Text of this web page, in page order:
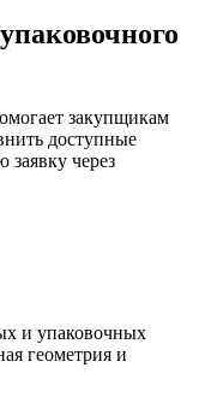
закупщикам
доступные
через
и упаковочных
геометрия и